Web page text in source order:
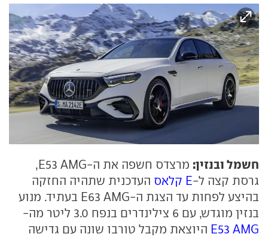
חשמל ובנזין:
מרצדס חשפה את ה-E53 AMG,
גרסת קצה ל-E קלאס
העדכנית שתהיה החזקה
בהיצע לפחות עד הצגת ה-E63 AMG בעתיד. מנוע
בנזין מוגדש, עם 6 צילינדרים בנפח 3.0 ליטר מה-
E53 AMG היוצאת מקבל טורבו שונה עם גדישה